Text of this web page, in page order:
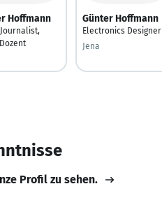
Hoffmann Günter Hoffmann
Electronics Designer
Jena
Profil zu sehen.